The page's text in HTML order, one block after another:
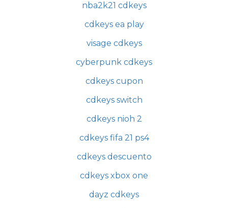
nba2k21 cdkeys
cdkeys ea play
visage cdkeys
cyberpunk cdkeys
cdkeys cupon
cdkeys switch
cdkeys nioh 2
cdkeys fifa 21 ps4
cdkeys descuento
cdkeys xbox one
dayz cdkeys